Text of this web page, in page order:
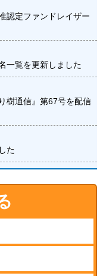
認定ファンドレイザー
一覧を更新しました
樹通信』第67号を配信
た